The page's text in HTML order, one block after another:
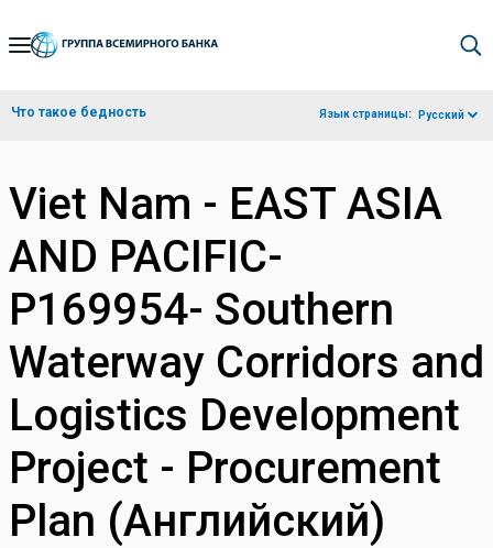
Skip
Navigation
Что такое бедность Язык страницы: Русский
Viet Nam - EAST ASIA
AND PACIFIC-
P169954- Southern
Waterway Corridors and
Logistics Development
Project - Procurement
Plan (Английский)